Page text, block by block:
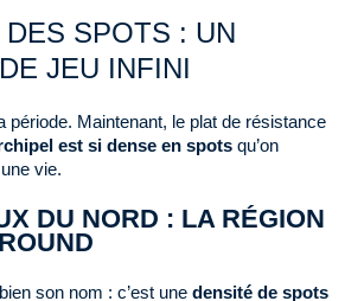
SPOTS : UN
JEU INFINI
période. Maintenant, le plat de résistance
est si dense en spots qu’on
vie.
DU NORD : LA RÉGION
son nom : c’est une densité de spots